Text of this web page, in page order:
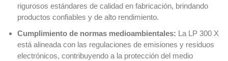
rigurosos estándares de calidad en fabricación, brindando
productos confiables y de alto rendimiento.
Cumplimiento de normas medioambientales: La LP 300 X
está alineada con las regulaciones de emisiones y residuos
electrónicos, contribuyendo a la protección del medio